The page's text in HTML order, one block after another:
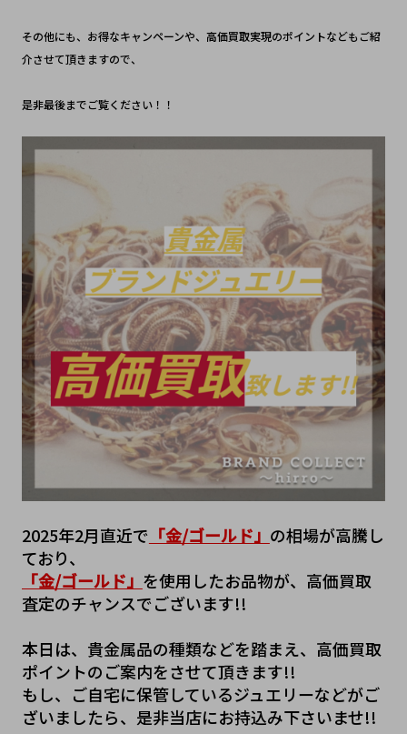
その他にも、お得なキャンペーンや、高価買取実現のポイントなどもご紹
介させて頂きますので、
是非最後までご覧ください！！
2025年2月直近で 「金/ゴールド」 の相場が高騰し
ており、
「金/ゴールド」 を使用したお品物が、高価買取
査定のチャンスでございます!!
本日は、貴金属品の種類などを踏まえ、高価買取
ポイントのご案内をさせて頂きます!!
もし、ご自宅に保管しているジュエリーなどがご
ざいましたら、是非当店にお持込み下さいませ!!